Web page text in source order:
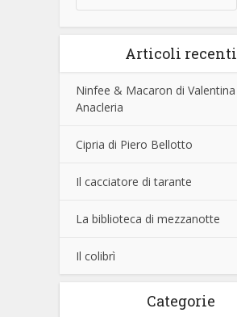
Articoli recenti
Ninfee & Macaron di Valentina
Anacleria
Cipria di Piero Bellotto
Il cacciatore di tarante
La biblioteca di mezzanotte
Il colibrì
Categorie